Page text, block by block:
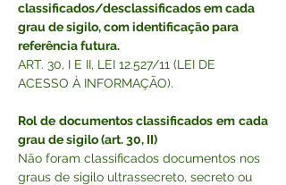
classificados/desclassificados em cada
grau de sigilo, com identificação para
referência futura.
ART. 30, I E II, LEI 12.527/11 (LEI DE
ACESSO À INFORMAÇÃO).
Rol de documentos classificados em cada
grau de sigilo (art. 30, II)
Não foram classificados documentos nos
graus de sigilo ultrassecreto, secreto ou